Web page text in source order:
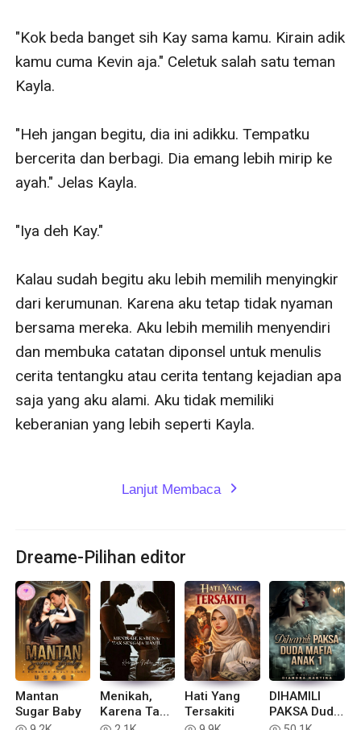
"Kok beda banget sih Kay sama kamu. Kirain adik
kamu cuma Kevin aja." Celetuk salah satu teman
Kayla.
"Heh jangan begitu, dia ini adikku. Tempatku
bercerita dan berbagi. Dia emang lebih mirip ke
ayah." Jelas Kayla.
"Iya deh Kay."
Kalau sudah begitu aku lebih memilih menyingkir
dari kerumunan. Karena aku tetap tidak nyaman
bersama mereka. Aku lebih memilih menyendiri
dan membuka catatan diponsel untuk menulis
cerita tentangku atau cerita tentang kejadian apa
saja yang aku alami. Aku tidak memiliki
keberanian yang lebih seperti Kayla.
Lanjut Membaca expand_more
Dreame-Pilihan editor
Mantan
Sugar Baby
Menikah,
Karena Tak
Sengaja
Hati Yang
Tersakiti
DIHAMILI
PAKSA Duda
Mafia Anak 1